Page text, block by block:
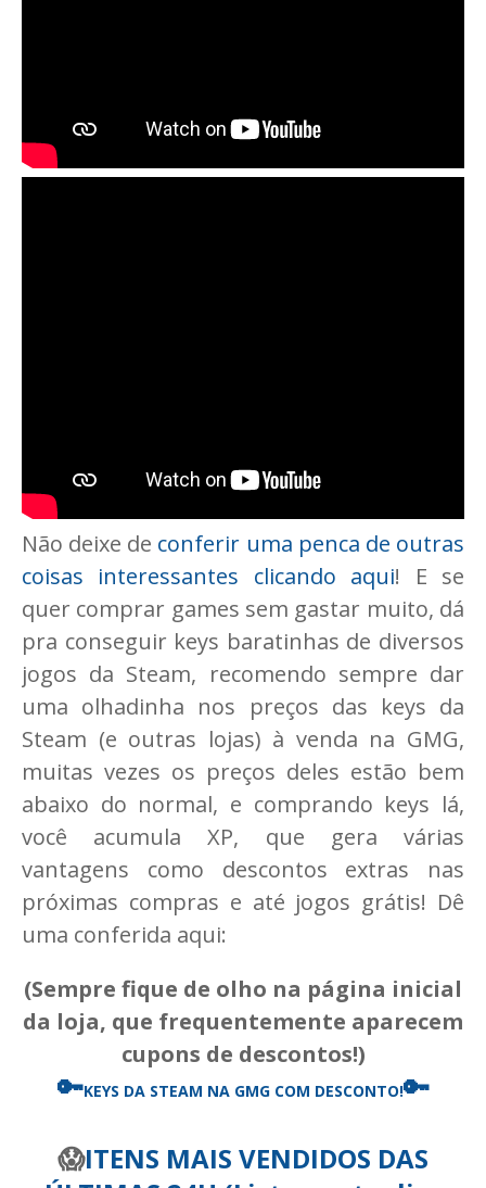
Não deixe de conferir uma penca de outras
coisas interessantes clicando aqui! E se
quer comprar games sem gastar muito, dá
pra conseguir keys baratinhas de diversos
jogos da Steam, recomendo sempre dar
uma olhadinha nos preços das keys da
Steam (e outras lojas) à venda na GMG,
muitas vezes os preços deles estão bem
abaixo do normal, e comprando keys lá,
você acumula XP, que gera várias
vantagens como descontos extras nas
próximas compras e até jogos grátis! Dê
uma conferida aqui:
(Sempre fique de olho na página inicial
da loja, que frequentemente aparecem
cupons de descontos!)
🔑KEYS DA STEAM NA GMG COM DESCONTO!🔑
😱ITENS MAIS VENDIDOS DAS